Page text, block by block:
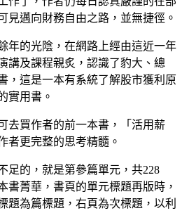
見邁向財務自由之路，並無捷徑。
年的光陰，在網路上經由這近一年
講及課程親炙，認識了豹大、總
，這是一本有系統了解股市獲利原
實用書。
去買作者的前一本書，「活用薪
者更完整的思考精髓。
足的，就是第參篇單元，共228
書菁華，書頁的單元標題再版時，
題為篇標題，右頁為次標題，以利